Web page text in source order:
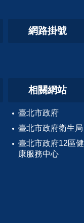
網路掛號
相關網站
臺北市政府
臺北市政府衛生局
臺北市政府12區健
康服務中心